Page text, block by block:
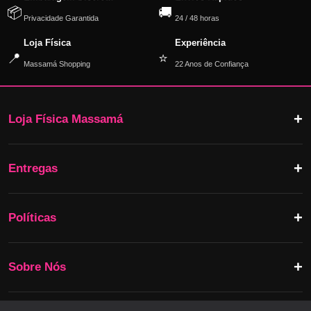
📦 Privacidade Garantida 🚚 24 / 48 horas
📍
Loja Física
Massamá Shopping ⭐
Experiência
22 Anos de Confiança
Loja Física Massamá
Entregas
Políticas
Sobre Nós